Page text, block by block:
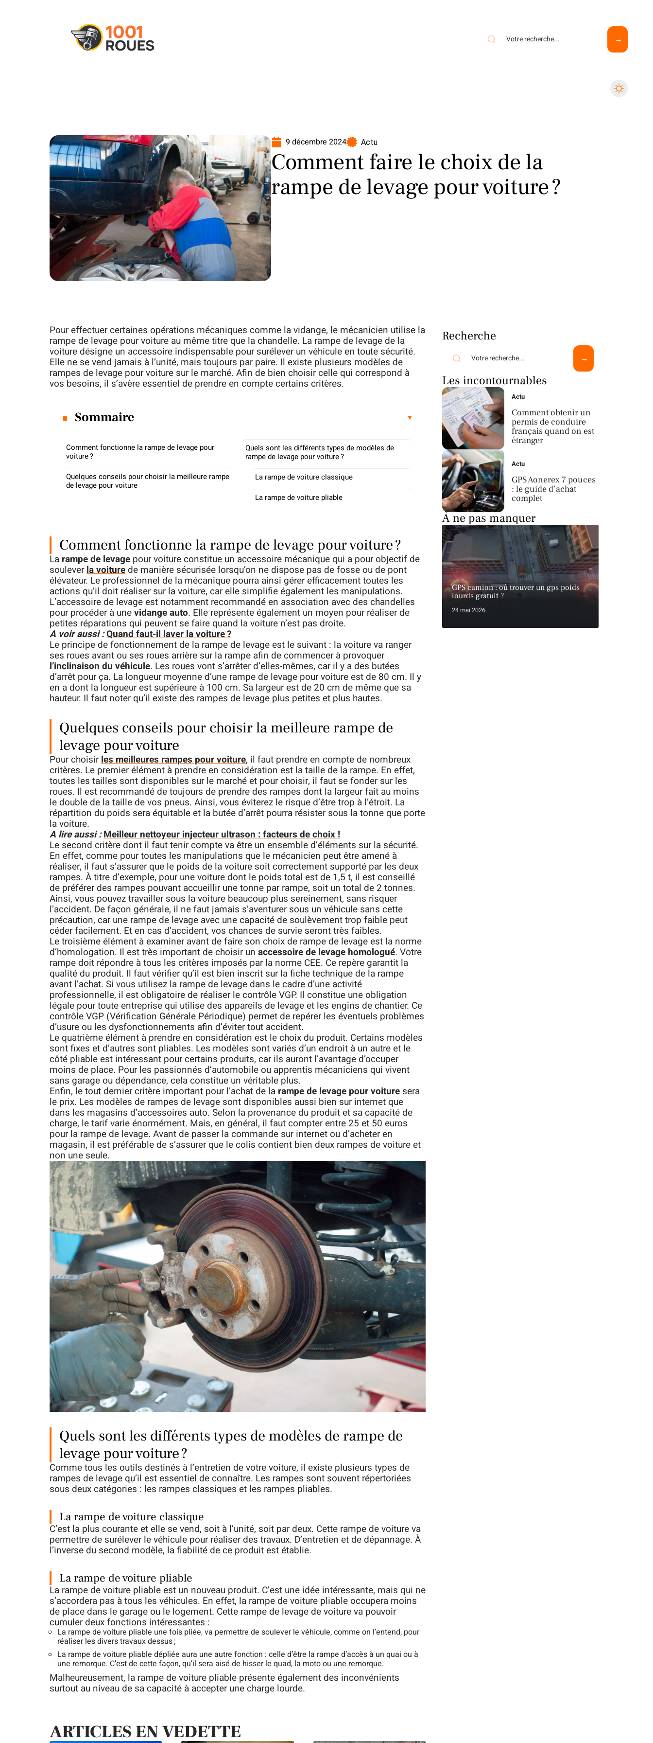
9 décembre 2024 Actu
Comment faire le choix de la
rampe de levage pour voiture ?
Pour effectuer certaines opérations mécaniques comme la vidange, le mécanicien utilise la
rampe de levage pour voiture au même titre que la chandelle. La rampe de levage de la
voiture désigne un accessoire indispensable pour surélever un véhicule en toute sécurité.
Elle ne se vend jamais à l’unité, mais toujours par paire. Il existe plusieurs modèles de
rampes de levage pour voiture sur le marché. Afin de bien choisir celle qui correspond à
vos besoins, il s’avère essentiel de prendre en compte certains critères.
Sommaire
Comment fonctionne la rampe de levage pour
voiture ?
Quelques conseils pour choisir la meilleure rampe
de levage pour voiture
Quels sont les différents types de modèles de
rampe de levage pour voiture ?
La rampe de voiture classique
La rampe de voiture pliable
Comment fonctionne la rampe de levage pour voiture ?
La rampe de levage pour voiture constitue un accessoire mécanique qui a pour objectif de
souleverla voiture de manière sécurisée lorsqu’on ne dispose pas de fosse ou de pont
élévateur. Le professionnel de la mécanique pourra ainsi gérer efficacement toutes les
actions qu’il doit réaliser sur la voiture, car elle simplifie également les manipulations.
L’accessoire de levage est notamment recommandé en association avec des chandelles
pour procéder à unevidange auto. Elle représente également un moyen pour réaliser de
petites réparations qui peuvent se faire quand la voiture n’est pas droite.
A voir aussi :Quand faut-il laver la voiture ?
Le principe de fonctionnement de la rampe de levage est le suivant : la voiture va ranger
ses roues avant ou ses roues arrière sur la rampe afin de commencer à provoquer
l’inclinaison du véhicule. Les roues vont s’arrêter d’elles-mêmes, car il y a des butées
d’arrêt pour ça. La longueur moyenne d’une rampe de levage pour voiture est de 80 cm. Il y
en a dont la longueur est supérieure à 100 cm. Sa largeur est de 20 cm de même que sa
hauteur. Il faut noter qu’il existe des rampes de levage plus petites et plus hautes.
Quelques conseils pour choisir la meilleure rampe de
levage pour voiture
Pour choisirles meilleures rampes pour voiture, il faut prendre en compte de nombreux
critères. Le premier élément à prendre en considération est la taille de la rampe. En effet,
toutes les tailles sont disponibles sur le marché et pour choisir, il faut se fonder sur les
roues. Il est recommandé de toujours de prendre des rampes dont la largeur fait au moins
le double de la taille de vos pneus. Ainsi, vous éviterez le risque d’être trop à l’étroit. La
répartition du poids sera équitable et la butée d’arrêt pourra résister sous la tonne que porte
la voiture.
A lire aussi :Meilleur nettoyeur injecteur ultrason : facteurs de choix !
Le second critère dont il faut tenir compte va être un ensemble d’éléments sur la sécurité.
En effet, comme pour toutes les manipulations que le mécanicien peut être amené à
réaliser, il faut s’assurer que le poids de la voiture soit correctement supporté par les deux
rampes. À titre d’exemple, pour une voiture dont le poids total est de 1,5 t, il est conseillé
de préférer des rampes pouvant accueillir une tonne par rampe, soit un total de 2 tonnes.
Ainsi, vous pouvez travailler sous la voiture beaucoup plus sereinement, sans risquer
l’accident. De façon générale, il ne faut jamais s’aventurer sous un véhicule sans cette
précaution, car une rampe de levage avec une capacité de soulèvement trop faible peut
céder facilement. Et en cas d’accident, vos chances de survie seront très faibles.
Le troisième élément à examiner avant de faire son choix de rampe de levage est la norme
d’homologation. Il est très important de choisir un accessoire de levage homologué. Votre
rampe doit répondre à tous les critères imposés par la norme CEE. Ce repère garantit la
qualité du produit. Il faut vérifier qu’il est bien inscrit sur la fiche technique de la rampe
avant l’achat. Si vous utilisez la rampe de levage dans le cadre d’une activité
professionnelle, il est obligatoire de réaliser le contrôle VGP. Il constitue une obligation
légale pour toute entreprise qui utilise des appareils de levage et les engins de chantier. Ce
contrôle VGP (Vérification Générale Périodique) permet de repérer les éventuels problèmes
d’usure ou les dysfonctionnements afin d’éviter tout accident.
Le quatrième élément à prendre en considération est le choix du produit. Certains modèles
sont fixes et d’autres sont pliables. Les modèles sont variés d’un endroit à un autre et le
côté pliable est intéressant pour certains produits, car ils auront l’avantage d’occuper
moins de place. Pour les passionnés d’automobile ou apprentis mécaniciens qui vivent
sans garage ou dépendance, cela constitue un véritable plus.
Enfin, le tout dernier critère important pour l’achat de la rampe de levage pour voiture sera
le prix. Les modèles de rampes de levage sont disponibles aussi bien sur internet que
dans les magasins d’accessoires auto. Selon la provenance du produit et sa capacité de
charge, le tarif varie énormément. Mais, en général, il faut compter entre 25 et 50 euros
pour la rampe de levage. Avant de passer la commande sur internet ou d’acheter en
magasin, il est préférable de s’assurer que le colis contient bien deux rampes de voiture et
non une seule.
Quels sont les différents types de modèles de rampe de
levage pour voiture ?
Comme tous les outils destinés à l’entretien de votre voiture, il existe plusieurs types de
rampes de levage qu’il est essentiel de connaître. Les rampes sont souvent répertoriées
sous deux catégories : les rampes classiques et les rampes pliables.
La rampe de voiture classique
C’est la plus courante et elle se vend, soit à l’unité, soit par deux. Cette rampe de voiture va
permettre de surélever le véhicule pour réaliser des travaux. D’entretien et de dépannage. À
l’inverse du second modèle, la fiabilité de ce produit est établie.
La rampe de voiture pliable
La rampe de voiture pliable est un nouveau produit. C’est une idée intéressante, mais qui ne
s’accordera pas à tous les véhicules. En effet, la rampe de voiture pliable occupera moins
de place dans le garage ou le logement. Cette rampe de levage de voiture va pouvoir
cumuler deux fonctions intéressantes :
La rampe de voiture pliable une fois pliée, va permettre de soulever le véhicule, comme on l’entend, pour
réaliser les divers travaux dessus ;
La rampe de voiture pliable dépliée aura une autre fonction : celle d’être la rampe d’accès à un quai ou à
une remorque. C’est de cette façon, qu’il sera aisé de hisser le quad, la moto ou une remorque.
Malheureusement, la rampe de voiture pliable présente également des inconvénients
surtout au niveau de sa capacité à accepter une charge lourde.
ARTICLES EN VEDETTE
Recherche
Les incontournables
Actu
Comment obtenir un
permis de conduire
français quand on est
étranger
Actu
GPS Aonerex 7 pouces
: le guide d’achat
complet
À ne pas manquer
GPS camion : où trouver un gps poids
lourds gratuit ?
24 mai 2026